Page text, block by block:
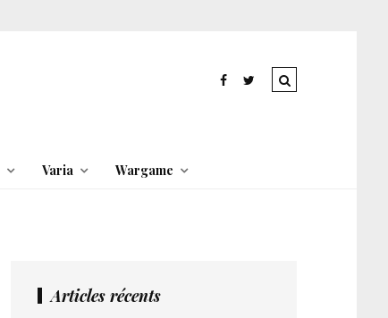
Varia Wargame
Articles récents